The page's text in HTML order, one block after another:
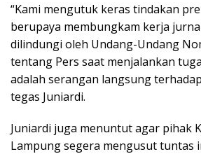
“Kami mengutuk keras tindakan
berupaya membungkam kerja
dilindungi oleh Undang-Undang
tentang Pers saat menjalankan
adalah serangan langsung
tegas Juniardi.
​Juniardi juga menuntut agar pihak
Lampung segera mengusut tuntas